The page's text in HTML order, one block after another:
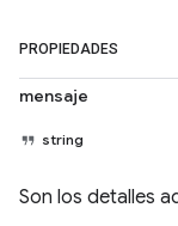
PROPIEDADES
mensaje
string
Son los detalles